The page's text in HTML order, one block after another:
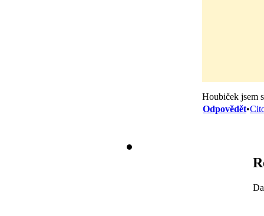
Houbiček jsem
Odpovědět•